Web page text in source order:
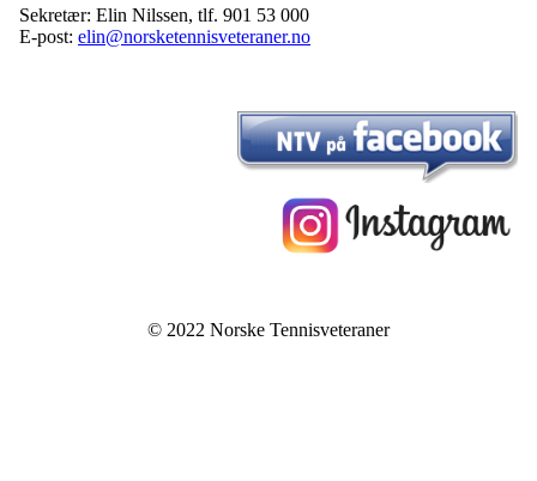
Sekretær: Elin Nilssen, tlf. 901 53 000
E-post: elin@norsketennisveteraner.no
© 2022 Norske Tennisveteraner